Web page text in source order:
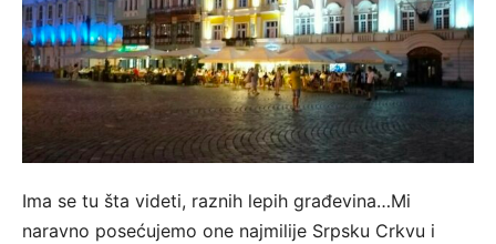
Ima se tu šta videti, raznih lepih građevina…Mi
naravno posećujemo one najmilije Srpsku Crkvu i